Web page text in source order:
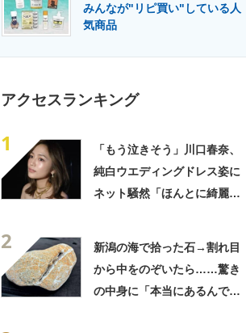
みんなが"リピ買い"している人
気商品
アクセスランキング
1
「もう泣きそう」川口春奈、
純白ウエディングドレス姿に
ネット騒然「ほんとに綺麗」
2
新潟の海で拾った石→割れ目
から中をのぞいたら……驚き
の中身に「本当にあるんです